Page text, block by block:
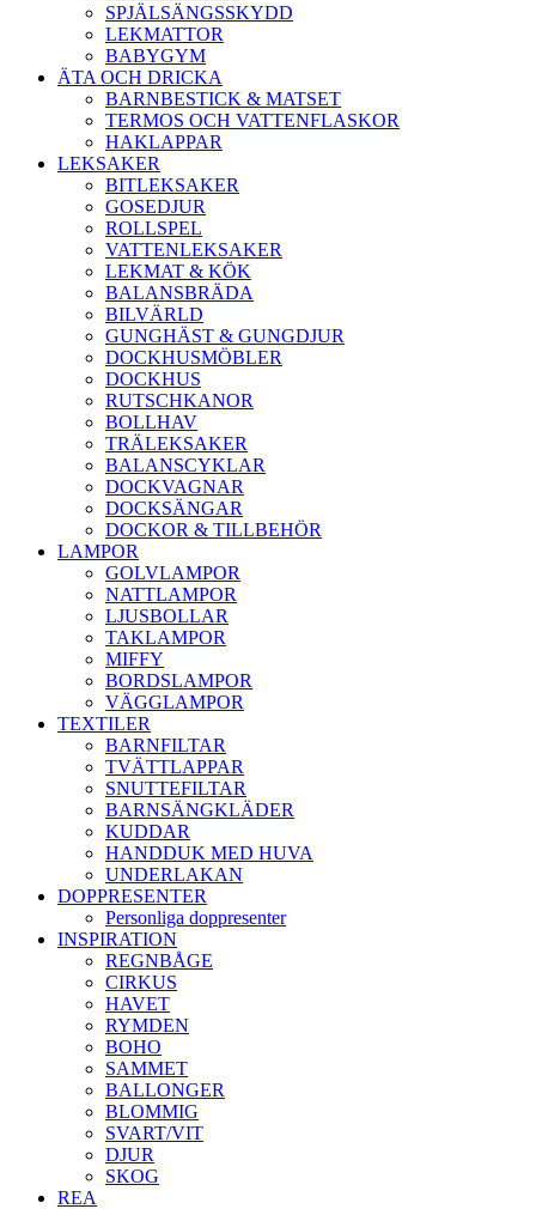
SPJÄLSÄNGSSKYDD
LEKMATTOR
BABYGYM
ÄTA OCH DRICKA
BARNBESTICK & MATSET
TERMOS OCH VATTENFLASKOR
HAKLAPPAR
LEKSAKER
BITLEKSAKER
GOSEDJUR
ROLLSPEL
VATTENLEKSAKER
LEKMAT & KÖK
BALANSBRÄDA
BILVÄRLD
GUNGHÄST & GUNGDJUR
DOCKHUSMÖBLER
DOCKHUS
RUTSCHKANOR
BOLLHAV
TRÄLEKSAKER
BALANSCYKLAR
DOCKVAGNAR
DOCKSÄNGAR
DOCKOR & TILLBEHÖR
LAMPOR
GOLVLAMPOR
NATTLAMPOR
LJUSBOLLAR
TAKLAMPOR
MIFFY
BORDSLAMPOR
VÄGGLAMPOR
TEXTILER
BARNFILTAR
TVÄTTLAPPAR
SNUTTEFILTAR
BARNSÄNGKLÄDER
KUDDAR
HANDDUK MED HUVA
UNDERLAKAN
DOPPRESENTER
Personliga doppresenter
INSPIRATION
REGNBÅGE
CIRKUS
HAVET
RYMDEN
BOHO
SAMMET
BALLONGER
BLOMMIG
SVART/VIT
DJUR
SKOG
REA